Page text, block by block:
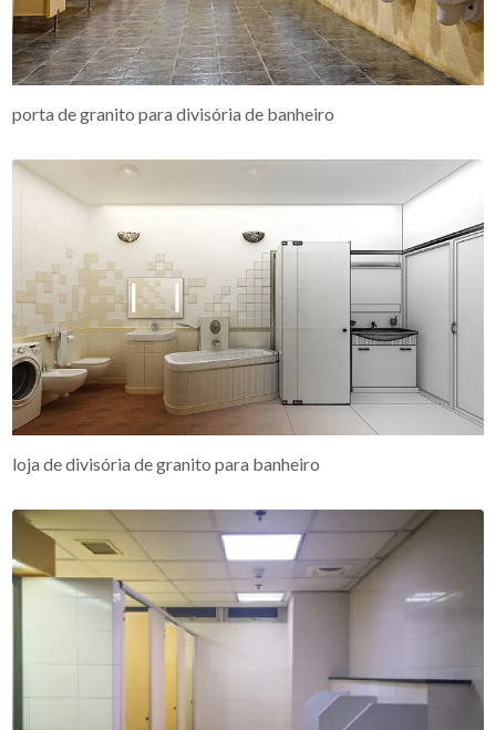
porta de granito para divisória de banheiro
loja de divisória de granito para banheiro